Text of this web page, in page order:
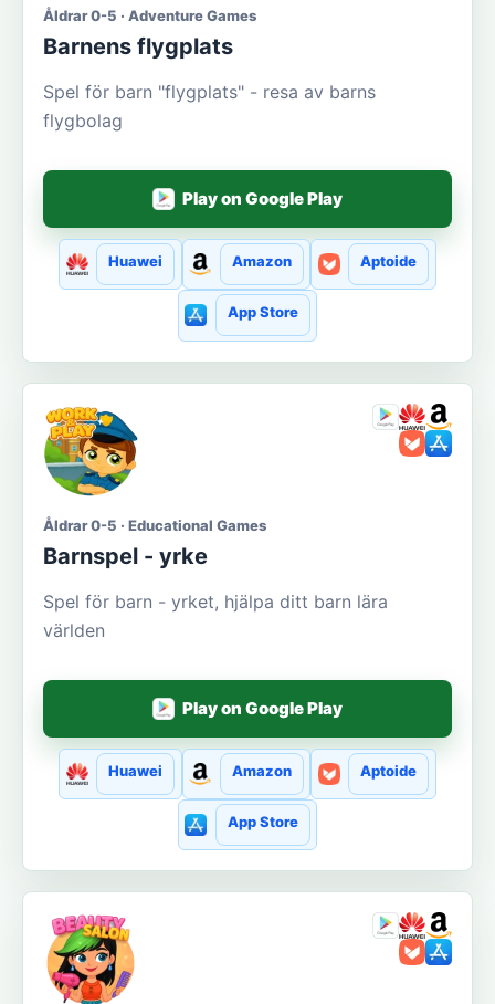
Åldrar 0-5 · Adventure Games
Barnens flygplats
Spel för barn "flygplats" - resa av barns
flygbolag
Play on Google Play
Huawei Amazon Aptoide
App Store
Åldrar 0-5 · Educational Games
Barnspel - yrke
Spel för barn - yrket, hjälpa ditt barn lära
världen
Play on Google Play
Huawei Amazon Aptoide
App Store